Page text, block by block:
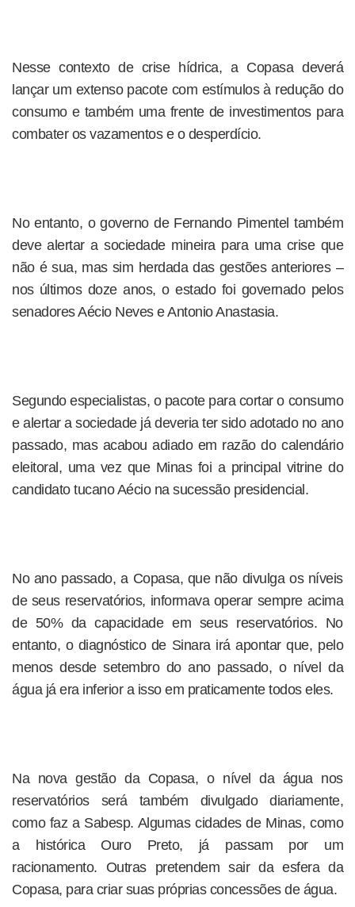
Nesse contexto de crise hídrica, a Copasa deverá
lançar um extenso pacote com estímulos à redução do
consumo e também uma frente de investimentos para
combater os vazamentos e o desperdício.
No entanto, o governo de Fernando Pimentel também
deve alertar a sociedade mineira para uma crise que
não é sua, mas sim herdada das gestões anteriores –
nos últimos doze anos, o estado foi governado pelos
senadores Aécio Neves e Antonio Anastasia.
Segundo especialistas, o pacote para cortar o consumo
e alertar a sociedade já deveria ter sido adotado no ano
passado, mas acabou adiado em razão do calendário
eleitoral, uma vez que Minas foi a principal vitrine do
candidato tucano Aécio na sucessão presidencial.
No ano passado, a Copasa, que não divulga os níveis
de seus reservatórios, informava operar sempre acima
de 50% da capacidade em seus reservatórios. No
entanto, o diagnóstico de Sinara irá apontar que, pelo
menos desde setembro do ano passado, o nível da
água já era inferior a isso em praticamente todos eles.
Na nova gestão da Copasa, o nível da água nos
reservatórios será também divulgado diariamente,
como faz a Sabesp. Algumas cidades de Minas, como
a histórica Ouro Preto, já passam por um
racionamento. Outras pretendem sair da esfera da
Copasa, para criar suas próprias concessões de água.